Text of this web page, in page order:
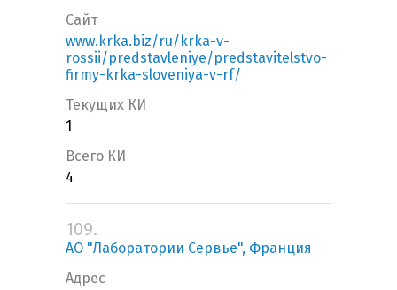
Сайт
www.krka.biz/ru/krka-v-
rossii/predstavleniye/predstavitelstvo-
firmy-krka-sloveniya-v-rf/
Текущих КИ
1
Всего КИ
4
109.
АО "Лаборатории Сервье", Франция
Адрес